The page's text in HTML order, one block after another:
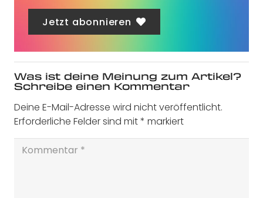
Jetzt abonnieren
Was ist deine Meinung zum Artikel?
Schreibe einen Kommentar
Deine E-Mail-Adresse wird nicht veröffentlicht.
Erforderliche Felder sind mit* markiert